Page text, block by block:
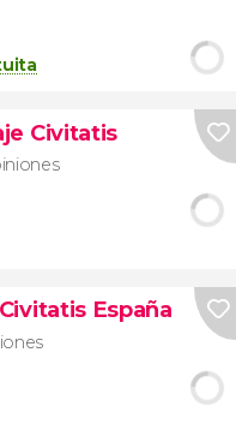
Civitatis
España